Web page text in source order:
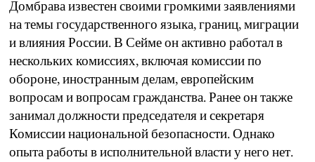
Домбрава известен своими громкими заявлениями
на темы государственного языка, границ, миграции
и влияния России. В Сейме он активно работал в
нескольких комиссиях, включая комиссии по
обороне, иностранным делам, европейским
вопросам и вопросам гражданства. Ранее он также
занимал должности председателя и секретаря
Комиссии национальной безопасности. Однако
опыта работы в исполнительной власти у него нет.